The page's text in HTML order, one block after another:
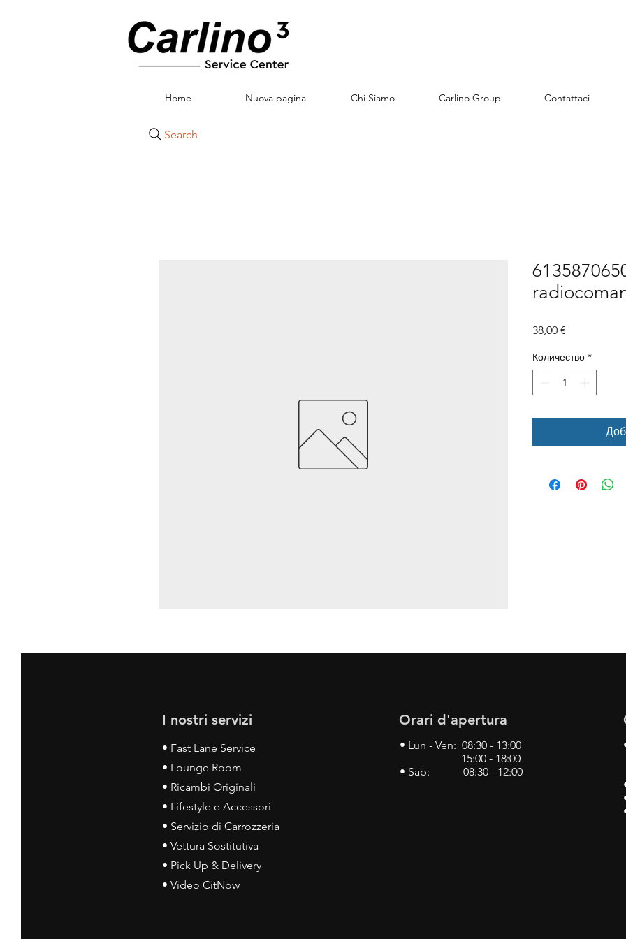
Home Nuova pagina Chi Siamo Carlino Group Contattaci
Search
38,00 €
Количество *
I nostri servizi
• Fast Lane Service
• Lounge Room
• Ricambi Originali
• Lifestyle e Accessori
• Servizio di Carrozzeria
• Vettura Sostitutiva
• Pick Up & Delivery
• Video CitNow
Orari d'apertura
• Lun - Ven: 08:30 - 13:00
15:00 - 18:00
• Sab: 08:30 - 12:00